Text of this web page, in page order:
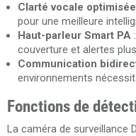
Clarté vocale optimisée
pour une meilleure
Haut-parleur Smart PA
couverture et alertes
Communication
environnements
Fonctions de
La caméra de surveillance